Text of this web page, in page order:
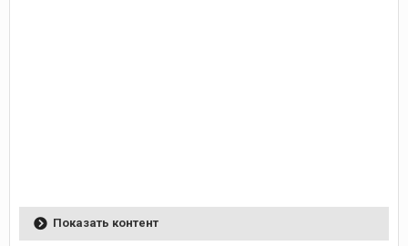
Показать контент